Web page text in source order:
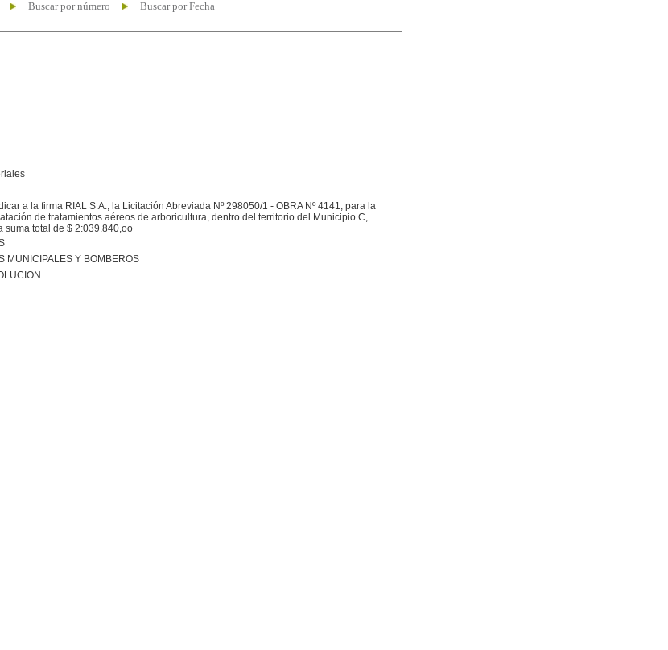
Buscar por número Buscar por Fecha
a la firma RIAL S.A., la Licitación Abreviada Nº 298050/1 - OBRA Nº 4141, para la
de tratamientos aéreos de arboricultura, dentro del territorio del Municipio C,
suma total de $ 2:039.840,oo
MUNICIPALES Y BOMBEROS